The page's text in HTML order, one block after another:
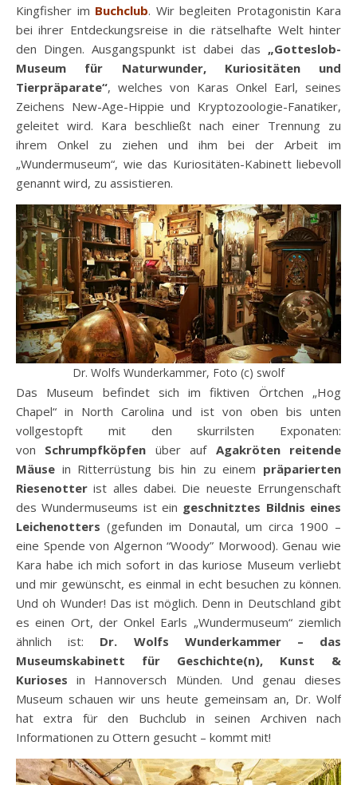
Kingfisher im Buchclub. Wir begleiten Protagonistin Kara
bei ihrer Entdeckungsreise in die rätselhafte Welt hinter
den Dingen. Ausgangspunkt ist dabei das „Gotteslob-
Museum für Naturwunder, Kuriositäten und
Tierpräparate“, welches von Karas Onkel Earl, seines
Zeichens New-Age-Hippie und Kryptozoologie-Fanatiker,
geleitet wird. Kara beschließt nach einer Trennung zu
ihrem Onkel zu ziehen und ihm bei der Arbeit im
„Wundermuseum“, wie das Kuriositäten-Kabinett liebevoll
genannt wird, zu assistieren.
Dr. Wolfs Wunderkammer, Foto (c) swolf
Das Museum befindet sich im fiktiven Örtchen „Hog
Chapel“ in North Carolina und ist von oben bis unten
vollgestopft mit den skurrilsten Exponaten:
von Schrumpfköpfen über auf Agakröten reitende
Mäuse in Ritterrüstung bis hin zu einem präparierten
Riesenotter ist alles dabei. Die neueste Errungenschaft
des Wundermuseums ist ein geschnitztes Bildnis eines
Leichenotters (gefunden im Donautal, um circa 1900 –
eine Spende von Algernon “Woody” Morwood). Genau wie
Kara habe ich mich sofort in das kuriose Museum verliebt
und mir gewünscht, es einmal in echt besuchen zu können.
Und oh Wunder! Das ist möglich. Denn in Deutschland gibt
es einen Ort, der Onkel Earls „Wundermuseum“ ziemlich
ähnlich ist: Dr. Wolfs Wunderkammer – das
Museumskabinett für Geschichte(n), Kunst &
Kurioses in Hannoversch Münden. Und genau dieses
Museum schauen wir uns heute gemeinsam an, Dr. Wolf
hat extra für den Buchclub in seinen Archiven nach
Informationen zu Ottern gesucht – kommt mit!